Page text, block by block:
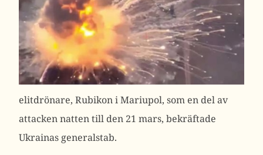
elitdrönare, Rubikon i Mariupol, som en del av
attacken natten till den 21 mars, bekräftade
Ukrainas generalstab.